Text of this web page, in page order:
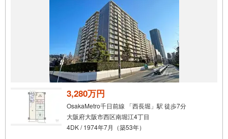
3,280万円
OsakaMetro千日前線 「西長堀」駅 徒歩7分
大阪府大阪市西区南堀江4丁目
4DK / 1974年7月（築53年）